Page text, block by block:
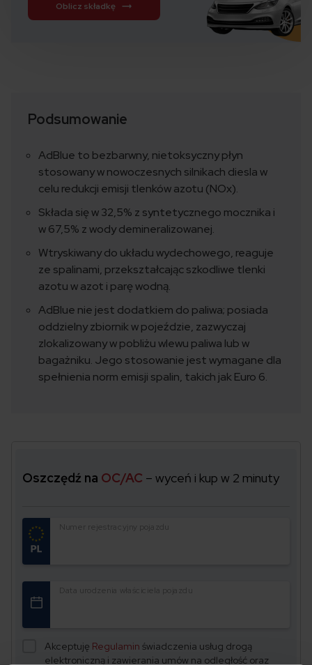
Oblicz składkę
Podsumowanie
AdBlue to bezbarwny, nietoksyczny płyn
stosowany w nowoczesnych silnikach diesla w
celu redukcji emisji tlenków azotu (NOx).
Składa się w 32,5% z syntetycznego mocznika i
w 67,5% z wody demineralizowanej.
Wtryskiwany do układu wydechowego, reaguje
ze spalinami, przekształcając szkodliwe tlenki
azotu w azot i parę wodną.
AdBlue nie jest dodatkiem do paliwa; posiada
oddzielny zbiornik w pojeździe, zazwyczaj
zlokalizowany w pobliżu wlewu paliwa lub w
bagażniku. Jego stosowanie jest wymagane dla
spełnienia norm emisji spalin, takich jak Euro 6.
Oszczędź na OC/AC – wyceń i kup w 2 minuty
Numer rejestracyjny pojazdu
Data urodzenia właściciela pojazdu
Akceptuję Regulamin świadczenia usług drogą
elektroniczną i zawierania umów na odległość oraz